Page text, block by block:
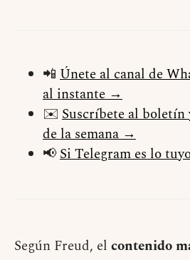
📲 Únete al canal de
al instante →
✉️ Suscríbete al
de la semana →
📢Si Telegram es lo
Según Freud, el contenido